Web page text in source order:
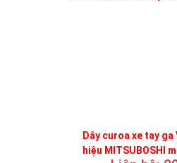
Dây curoa xe tay ga
hiệu MITSUBOSHI